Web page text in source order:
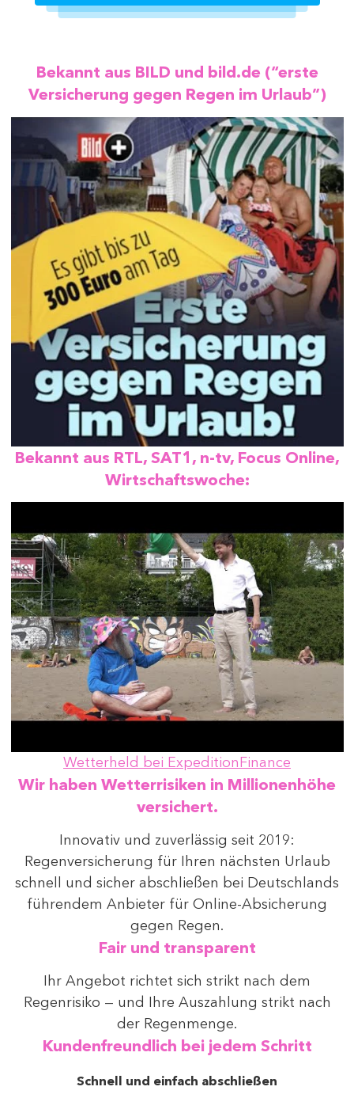
Bekannt aus BILD und bild.de (“erste
Versicherung gegen Regen im Urlaub”)
Bekannt aus RTL, SAT1, n-tv, Focus Online,
Wirtschaftswoche:
Wetterheld bei ExpeditionFinance
Wir haben Wetterrisiken in Millionenhöhe
versichert.
Innovativ und zuverlässig seit 2019:
Regenversicherung für Ihren nächsten Urlaub
schnell und sicher abschließen bei Deutschlands
führendem Anbieter für Online-Absicherung
gegen Regen.
Fair und transparent
Ihr Angebot richtet sich strikt nach dem
Regenrisiko — und Ihre Auszahlung strikt nach
der Regenmenge.
Kundenfreundlich bei jedem Schritt
Schnell und einfach abschließen